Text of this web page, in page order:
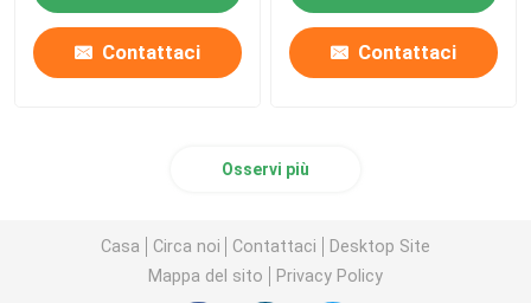
Contattaci Contattaci
Osservi più
Casa Circa noi Contattaci
Desktop Site
Mappa del sito
Privacy Policy